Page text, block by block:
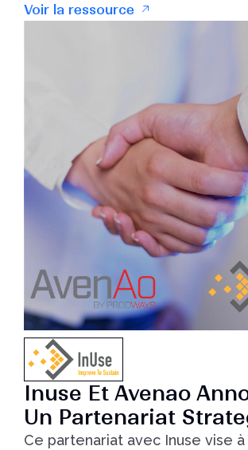
Voir la ressource
Inuse Et Avenao
Un Partenariat
Ce partenariat avec Inuse vise